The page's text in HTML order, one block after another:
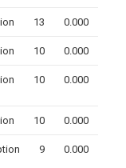
13 0.000
10 0.000
10 0.000
10 0.000
9 0.000